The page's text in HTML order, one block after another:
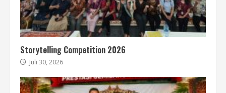
Storytelling Competition 2026
Juli 30, 2026